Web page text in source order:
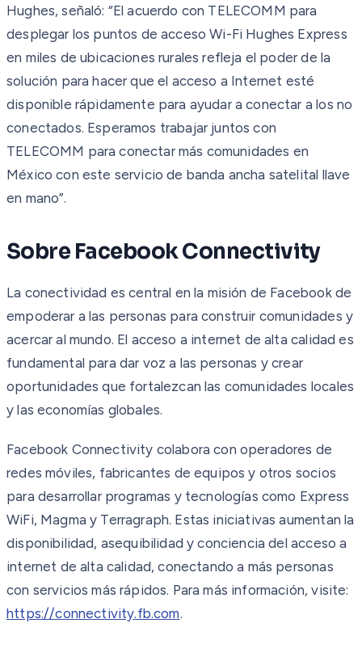
Hughes, señaló: “El acuerdo con TELECOMM para
desplegar los puntos de acceso Wi-Fi Hughes Express
en miles de ubicaciones rurales refleja el poder de la
solución para hacer que el acceso a Internet esté
disponible rápidamente para ayudar a conectar a los no
conectados. Esperamos trabajar juntos con
TELECOMM para conectar más comunidades en
México con este servicio de banda ancha satelital llave
en mano”.
Sobre Facebook Connectivity
La conectividad es central en la misión de Facebook de
empoderar a las personas para construir comunidades y
acercar al mundo. El acceso a internet de alta calidad es
fundamental para dar voz a las personas y crear
oportunidades que fortalezcan las comunidades locales
y las economías globales.
Facebook Connectivity colabora con operadores de
redes móviles, fabricantes de equipos y otros socios
para desarrollar programas y tecnologías como Express
WiFi, Magma y Terragraph. Estas iniciativas aumentan la
disponibilidad, asequibilidad y conciencia del acceso a
internet de alta calidad, conectando a más personas
con servicios más rápidos. Para más información, visite:
https://connectivity.fb.com.